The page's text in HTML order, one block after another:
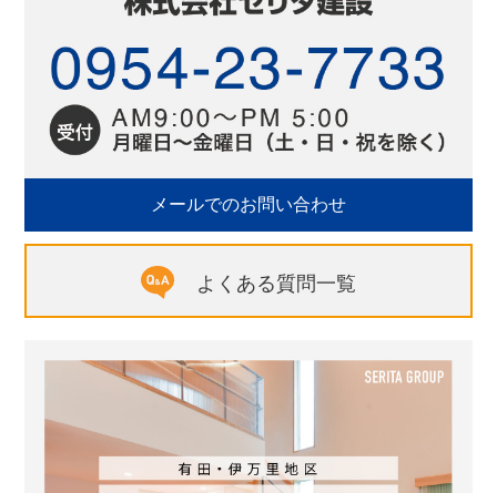
メールでのお問い合わせ
よくある質問一覧